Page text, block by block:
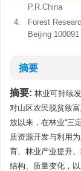
P.R.China
4.
Forest
Beijing
摘要
摘要: 林业可持续
对山区农民脱贫致
放以来，在林业“三
质资源开发与利用
育、林业产业提升
结构、质量变化，